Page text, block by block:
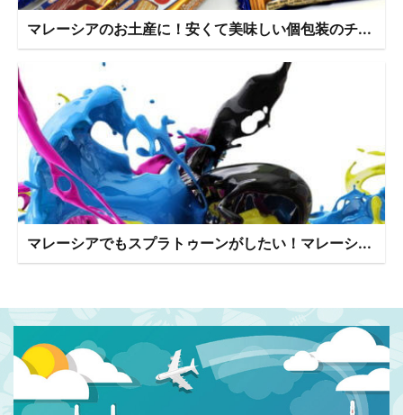
マレーシアのお土産に！安くて美味しい個包装のチ...
マレーシアでもスプラトゥーンがしたい！マレーシ...